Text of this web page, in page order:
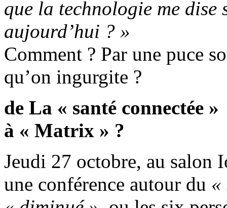
que la technologie me dise
aujourd’hui ? »
Comment ? Par une puce
qu’on ingurgite ?
de La « santé connectée »
à « Matrix » ?
Jeudi 27 octobre, au salon
une conférence autour du «